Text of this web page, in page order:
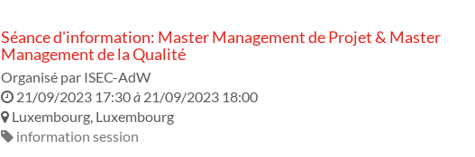
Séance d'information: Master Management de Projet & Master
Management de la Qualité
Organisé par ISEC-AdW
21/09/2023 17:30à 21/09/2023 18:00
Luxembourg, Luxembourg
information session